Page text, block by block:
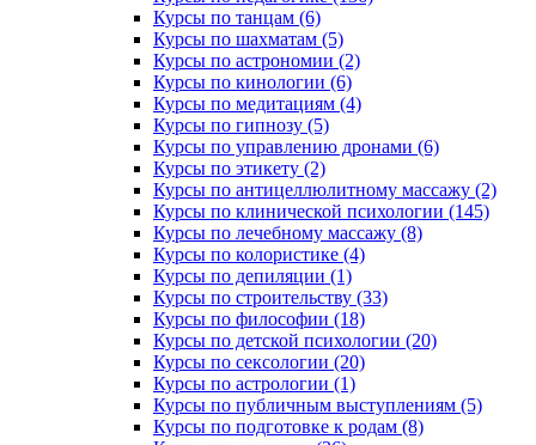
Курсы по танцам (6)
Курсы по шахматам (5)
Курсы по астрономии (2)
Курсы по кинологии (6)
Курсы по медитациям (4)
Курсы по гипнозу (5)
Курсы по управлению дронами (6)
Курсы по этикету (2)
Курсы по антицеллюлитному массажу (2)
Курсы по клинической психологии (145)
Курсы по лечебному массажу (8)
Курсы по колористике (4)
Курсы по депиляции (1)
Курсы по строительству (33)
Курсы по философии (18)
Курсы по детской психологии (20)
Курсы по сексологии (20)
Курсы по астрологии (1)
Курсы по публичным выступлениям (5)
Курсы по подготовке к родам (8)